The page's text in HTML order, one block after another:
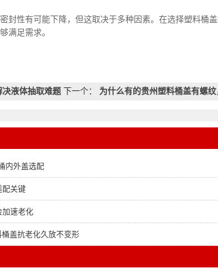
性有可能下降，但这取决于多种因素。在选择塑料桶
满足需求。
液体抽取难题 下一个： 为什么有的贵州塑料桶盖有螺纹
内外盖选配
配关键
加速老化
盖抗老化久放不变形